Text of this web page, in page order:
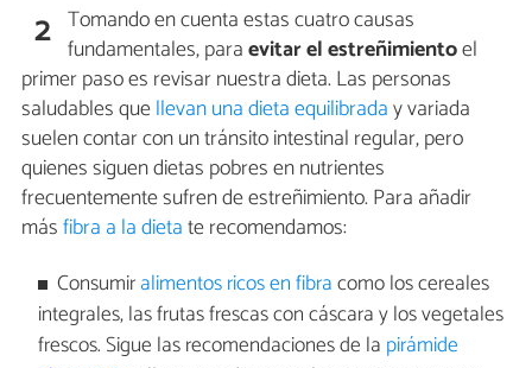
2 Tomando en cuenta estas cuatro causas
fundamentales, paraevitar el estreñimientoel
primer paso es revisar nuestra dieta. Las personas
saludables quellevan una dieta equilibraday variada
suelen contar con un tránsito intestinal regular, pero
quienes siguen dietas pobres en nutrientes
frecuentemente sufren de estreñimiento. Para añadir
másfibra a la dietate recomendamos:
Consumiralimentos ricos en fibracomo los cereales
integrales, las frutas frescas con cáscara y los vegetales
frescos. Sigue las recomendaciones de la pirámide